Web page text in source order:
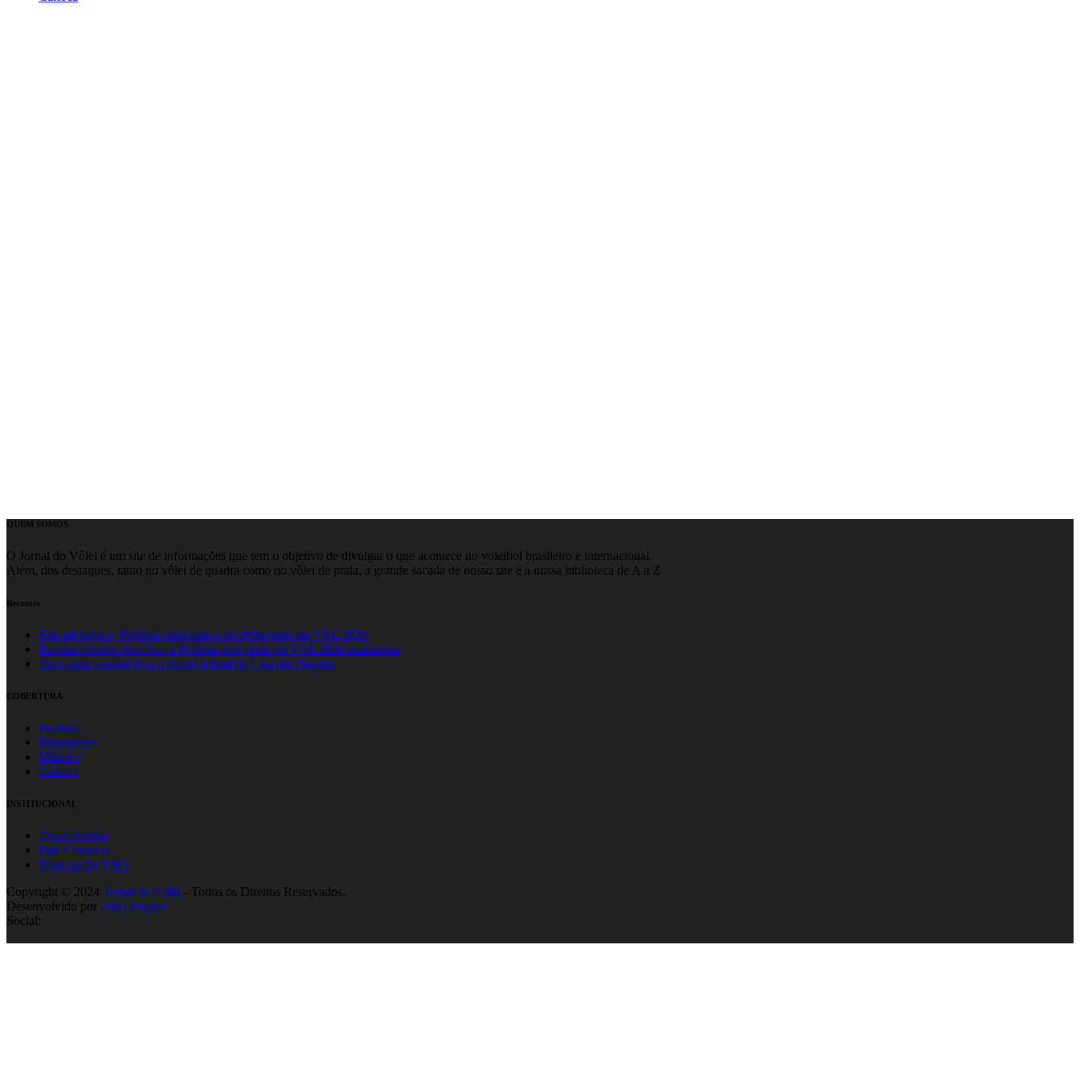
QUEM SOMOS
O Jornal do Vôlei é um site de informações que tem o objetivo de divulgar o que acontece no voleibol brasileiro e internacional.
Além, dos destaques, tanto no vôlei de quadra como no vôlei de praia, a grande sacada de nosso site é a nossa biblioteca de A a Z
Recentes
Em um jogaço, Polônia conquista o tricampeonato da VNL 2026
Estados Unidos desafiam a Polônia pelo título da VNL 2026 masculina
Jogo emocionante leva o Brasil à final da Liga das Nações
COBERTURA
Paulista
Paranaense
Mineiro
Carioca
INSTITUCIONAL
Quem Somos
Fale Conosco
Notícias do Vôlei
Copyright © 2024 Jornal do Vôlei - Todos os Direitos Reservados.
Desenvolvido por Pixel Project
Social: